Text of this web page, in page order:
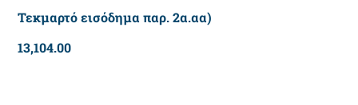
Τεκμαρτό εισόδημα παρ. 2α.αα)
13,104.00